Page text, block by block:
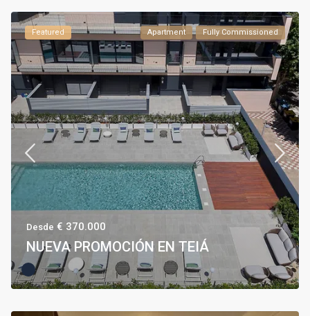
Featured Apartment Fully Commissioned
Desde € 370.000
NUEVA PROMOCIÓN EN TEIÁ